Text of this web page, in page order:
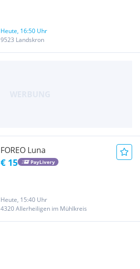
Heute, 16:50 Uhr
9523 Landskron
FOREO Luna
€ 15 PayLivery
Heute, 15:40 Uhr
4320 Allerheiligen im Mühlkreis